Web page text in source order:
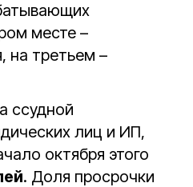
месте –
на третьем –
ссудной
лиц и ИП,
октября этого
. Доля просрочки